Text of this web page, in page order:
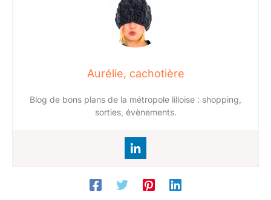
Aurélie, cachotière
Blog de bons plans de la métropole lilloise : shopping,
sorties, évènements.